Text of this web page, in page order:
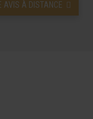
AVIS À DISTANCE